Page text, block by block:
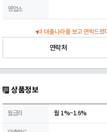
영업소
대출나라를 보고 연락드
연락처
상품정보
월금리 월 1%~1.6%